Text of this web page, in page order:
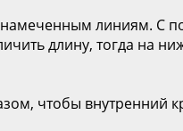
линиям. С
длину, тогда на
чтобы